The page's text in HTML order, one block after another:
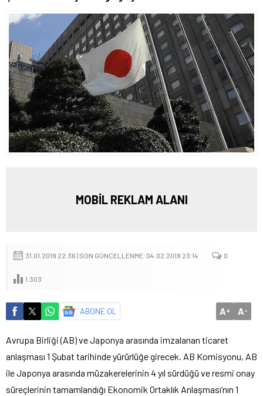
MOBİL REKLAM ALANI
31.01.2019 22:36 | SON GÜNCELLENME: 04.02.2019 23:14 0
1.303
ABONE OL A+ A-
Avrupa Birliği (AB) ve Japonya arasında imzalanan ticaret
anlaşması 1 Şubat tarihinde yürürlüğe girecek. AB Komisyonu, AB
ile Japonya arasında müzakerelerinin 4 yıl sürdüğü ve resmi onay
süreçlerinin tamamlandığı Ekonomik Ortaklık Anlaşması’nın 1